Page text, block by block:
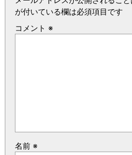
が付いている欄は必須項目です
コメント ※
名前 ※